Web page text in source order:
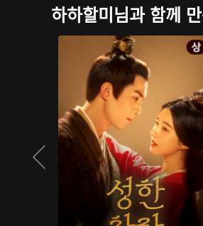
하하할미님과 함께